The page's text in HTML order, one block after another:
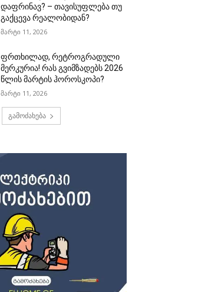
დაფრინავ? – თავისუფლება თუ
გაქცევა რეალობიდან?
მარტი 11, 2026
ფრთხილად, რეტროგრადული
მერკურია! რას გვიმზადებს 2026
წლის მარტის ჰოროსკოპი?
მარტი 11, 2026
გამოძახება